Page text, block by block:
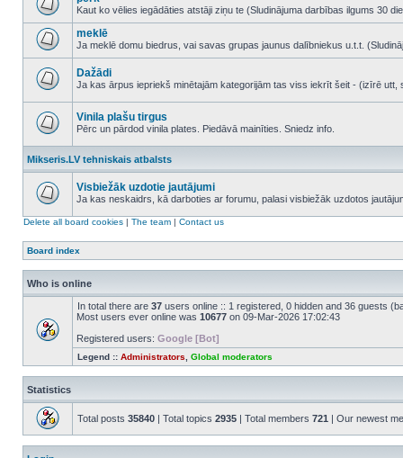
posts
unread
posts
Kaut ko vēlies iegādāties atstāji ziņu te (Sludinājuma darbības ilgums 30
unread
posts
meklē
Ja meklē domu biedrus, vai savas grupas jaunus dalībniekus u.t.t.
unread
posts
Dažādi
Ja kas ārpus iepriekš minētajām kategorijām tas viss iekrīt šeit - (izīrē utt,
unread
posts
Vinila plašu tirgus
Pērc un pārdod vinila plates. Piedāvā mainīties. Sniedz info.
Mikseris.LV tehniskais atbalsts
unread
Visbiežāk uzdotie jautājumi
Ja kas neskaidrs, kā darboties ar forumu, palasi visbiežāk uzdotos
Delete all board cookies | The team | Contact us
Board index
Who is online
In total there are 37 users online :: 1 registered, 0 hidden and 36 guests
Most users ever online was 10677 on 09-Mar-2026 17:02:43
Registered users: Google [Bot]
Legend :: Administrators Global moderators
Statistics
Total posts 35840 | Total topics 2935 | Total members 721 | Our newest